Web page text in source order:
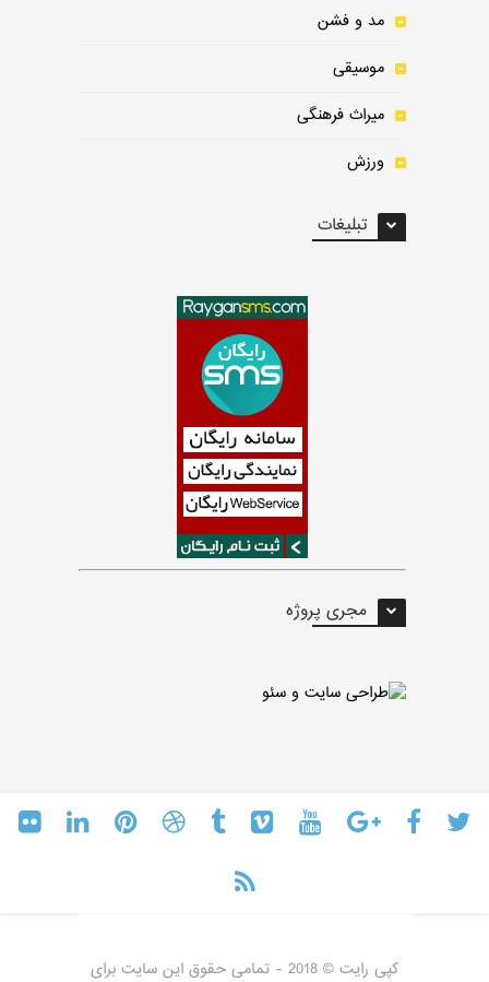
مد و فشن
موسیقی
میراث فرهنگی
ورزش
تبلیغات
مجری پروژه
کپی رایت © 2018 - تمامی حقوق این سایت برای